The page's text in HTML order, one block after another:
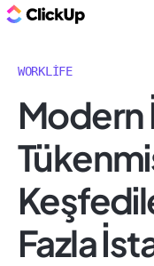
WORKLIFE
Modern
Fazla